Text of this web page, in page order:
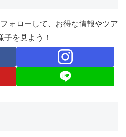
ォローして、お得な情報やツア
子を見よう！